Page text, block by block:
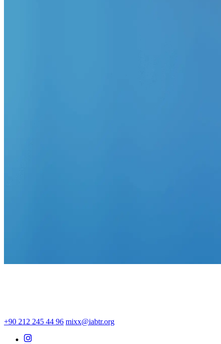
+90 212 245 44 96 mixx@iabtr.org